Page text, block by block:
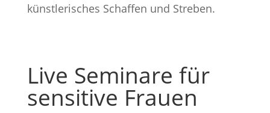
künstlerisches Schaffen und Streben.
Live Seminare für
sensitive Frauen